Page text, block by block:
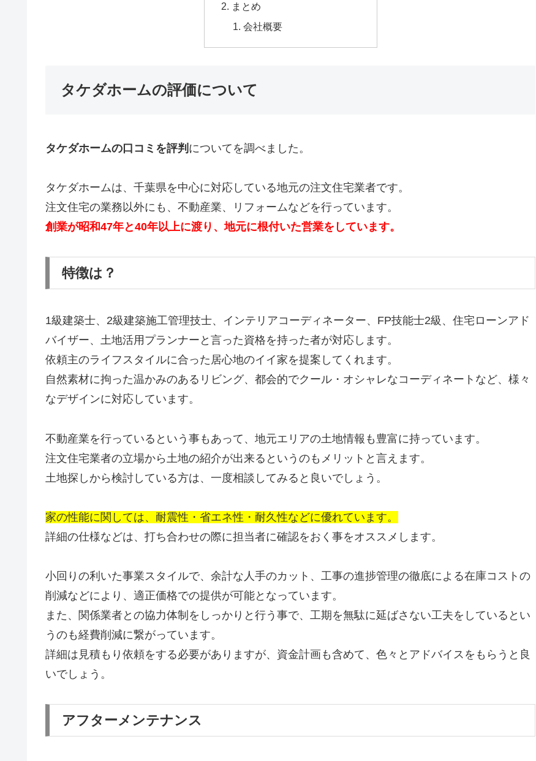
まとめ
会社概要
タケダホームの評価について
タケダホームの口コミを評判 についてを調べました。
タケダホームは、千葉県を中心に対応している地元の注文住宅業者です。
注文住宅の業務以外にも、不動産業、リフォームなどを行っています。
創業が昭和47年と40年以上に渡り、地元に根付いた営業をしています。
特徴は？
1級建築士、2級建築施工管理技士、インテリアコーディネーター、FP技能士2級、住宅ローンアド
バイザー、土地活用プランナーと言った資格を持った者が対応します。
依頼主のライフスタイルに合った居心地のイイ家を提案してくれます。
自然素材に拘った温かみのあるリビング、都会的でクール・オシャレなコーディネートなど、様々
なデザインに対応しています。
不動産業を行っているという事もあって、地元エリアの土地情報も豊富に持っています。
注文住宅業者の立場から土地の紹介が出来るというのもメリットと言えます。
土地探しから検討している方は、一度相談してみると良いでしょう。
家の性能に関しては、耐震性・省エネ性・耐久性などに優れています。
詳細の仕様などは、打ち合わせの際に担当者に確認をおく事をオススメします。
小回りの利いた事業スタイルで、余計な人手のカット、工事の進捗管理の徹底による在庫コストの
削減などにより、適正価格での提供が可能となっています。
また、関係業者との協力体制をしっかりと行う事で、工期を無駄に延ばさない工夫をしているとい
うのも経費削減に繋がっています。
詳細は見積もり依頼をする必要がありますが、資金計画も含めて、色々とアドバイスをもらうと良
いでしょう。
アフターメンテナンス